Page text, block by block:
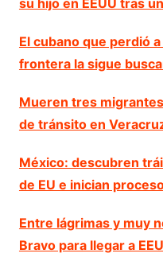
su hijo en EEUU tras
El cubano que perdió
frontera la sigue
Mueren tres
de tránsito en
México: descubren
de EU e inician
Entre lágrimas y muy
Bravo para llegar a